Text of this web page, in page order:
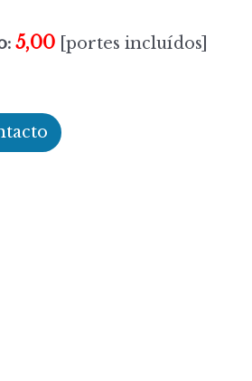
5,00 [portes incluídos]